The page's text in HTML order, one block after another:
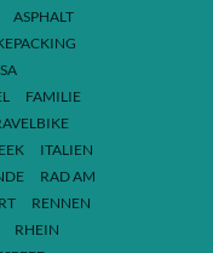
ASPHALT
FAMILIE
ITALIEN
RAD AM
RENNEN
RHEIN